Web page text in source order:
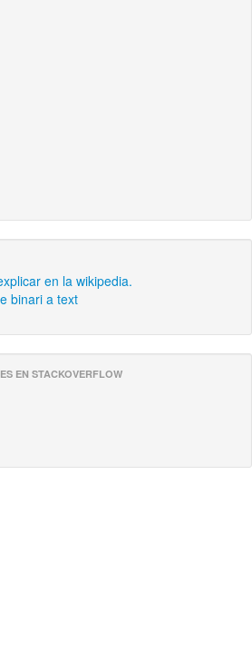
en la wikipedia.
binari a text
EN STACKOVERFLOW